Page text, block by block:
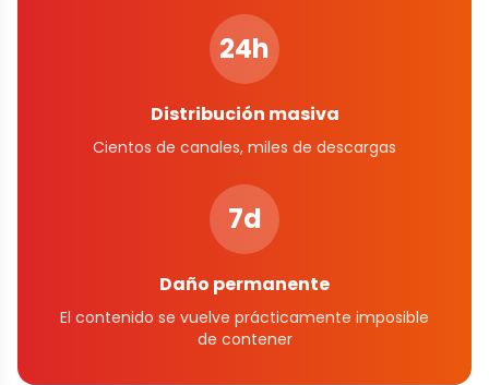
24h
Distribución masiva
Cientos de canales, miles de descargas
7d
Daño permanente
El contenido se vuelve prácticamente imposible
de contener